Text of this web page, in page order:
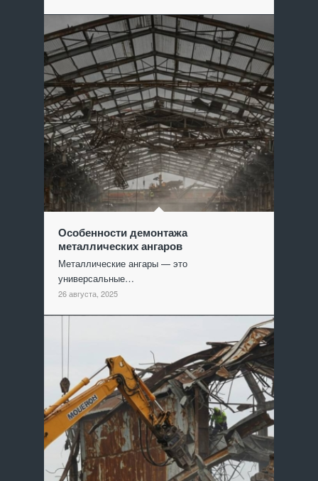
Особенности демонтажа
металлических ангаров
Металлические ангары — это
универсальные…
26 августа, 2025